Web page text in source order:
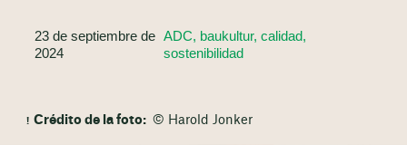
23 de septiembre de
2024
ADC, baukultur, calidad,
sostenibilidad
Crédito de la foto: © Harold Jonker